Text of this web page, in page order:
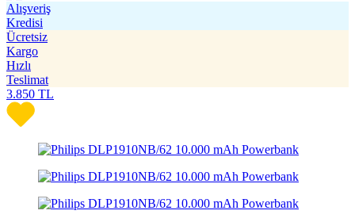
Alışveriş
Kredisi
Ücretsiz
Kargo
Hızlı
Teslimat
3.850 TL